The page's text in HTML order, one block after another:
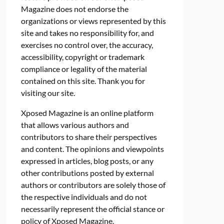
Magazine does not endorse the
organizations or views represented by this
site and takes no responsibility for, and
exercises no control over, the accuracy,
accessibility, copyright or trademark
compliance or legality of the material
contained on this site. Thank you for
visiting our site.
Xposed Magazine is an online platform
that allows various authors and
contributors to share their perspectives
and content. The opinions and viewpoints
expressed in articles, blog posts, or any
other contributions posted by external
authors or contributors are solely those of
the respective individuals and do not
necessarily represent the official stance or
policy of Xposed Magazine.